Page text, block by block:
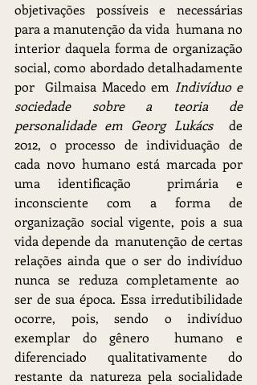
objetivações possíveis e necessárias
para a manutenção da vida  humana no
interior daquela forma de organização
social, como abordado detalhadamente
por  Gilmaisa Macedo em Indivíduo e
sociedade sobre a teoria de
personalidade em Georg Lukács de
2012, o processo de individuação de
cada novo humano está marcada por
uma identificação  primária e
inconsciente com a forma de
organização social vigente, pois a sua
vida depende da  manutenção de certas
relações ainda que o ser do indivíduo
nunca se reduza completamente ao
ser de sua época. Essa irredutibilidade
ocorre, pois, sendo o indivíduo
exemplar do gênero  humano e
diferenciado qualitativamente do
restante da natureza pela socialidade